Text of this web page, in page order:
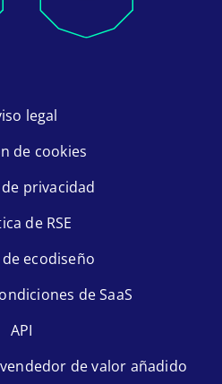
legal
de cookies
privacidad
de RSE
ecodiseño
de SaaS
API
de valor añadido